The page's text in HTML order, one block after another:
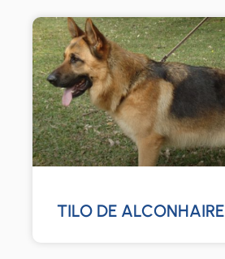
TILO DE ALCONHAIRE